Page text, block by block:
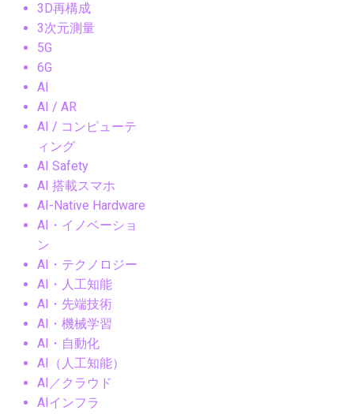
3D再構成
3次元測量
5G
6G
AI
AI / AR
AI / コンピューテ
ィング
AI Safety
AI 搭載スマホ
AI-Native Hardware
AI・イノベーショ
ン
AI・テクノロジー
AI・人工知能
AI・先端技術
AI・機械学習
AI・自動化
AI（人工知能）
AI／クラウド
AIインフラ